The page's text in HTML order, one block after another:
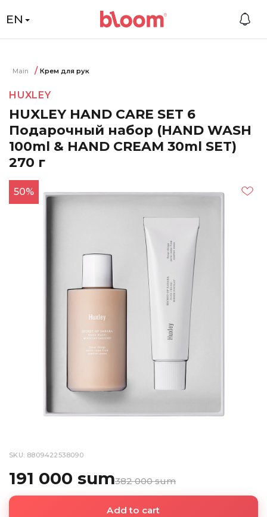
EN
Main Крем для рук
HUXLEY
HUXLEY HAND CARE SET 6
Подарочный набор (HAND WASH
100ml & HAND CREAM 30ml SET)
270 г
50%
SKU: 8809422538090
191 000 sum382 000 sum
Add to cart